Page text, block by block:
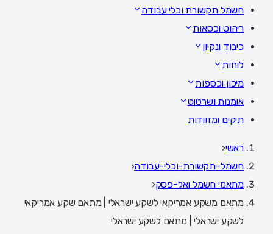
חשמל תקשורת וכלי עבודה
ריהוט וכסאות
כיבוד ונקיון
לוחות
מיכון וכספות
אומנות ושרטוט
תיקים ומזוודות
ראשי‹
חשמל-תקשורת-וכלי-עבודה‹
מתאמי חשמל ואל-פסק‹
מתאם משקע אמריקאי לשקע ישראלי | מתאם שקע אמריקאי
לשקע ישראלי | מתאם לשקע ישראלי